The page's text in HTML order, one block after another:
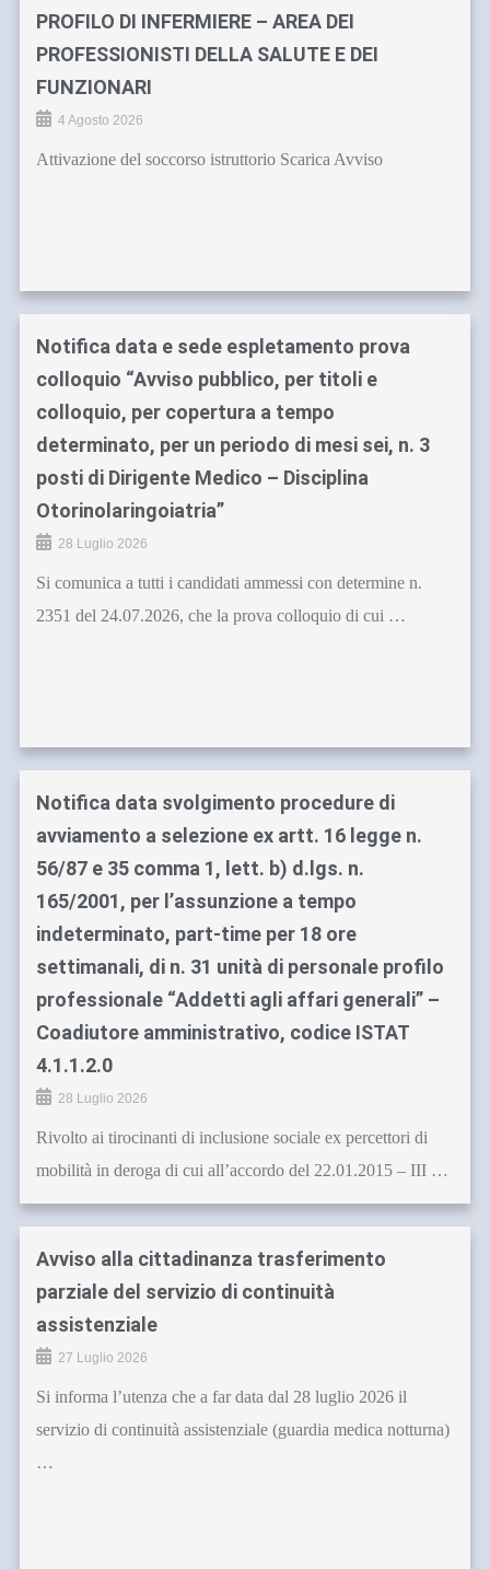
PROFILO DI INFERMIERE – AREA DEI
PROFESSIONISTI DELLA SALUTE E DEI
FUNZIONARI
4 Agosto 2026
Attivazione del soccorso istruttorio Scarica Avviso
Notifica data e sede espletamento prova
colloquio “Avviso pubblico, per titoli e
colloquio, per copertura a tempo
determinato, per un periodo di mesi sei, n. 3
posti di Dirigente Medico – Disciplina
Otorinolaringoiatria”
28 Luglio 2026
Si comunica a tutti i candidati ammessi con determine n.
2351 del 24.07.2026, che la prova colloquio di cui …
Notifica data svolgimento procedure di
avviamento a selezione ex artt. 16 legge n.
56/87 e 35 comma 1, lett. b) d.lgs. n.
165/2001, per l’assunzione a tempo
indeterminato, part-time per 18 ore
settimanali, di n. 31 unità di personale profilo
professionale “Addetti agli affari generali” –
Coadiutore amministrativo, codice ISTAT
4.1.1.2.0
28 Luglio 2026
Rivolto ai tirocinanti di inclusione sociale ex percettori di
mobilità in deroga di cui all’accordo del 22.01.2015 – III …
Avviso alla cittadinanza trasferimento
parziale del servizio di continuità
assistenziale
27 Luglio 2026
Si informa l’utenza che a far data dal 28 luglio 2026 il
servizio di continuità assistenziale (guardia medica notturna)
…